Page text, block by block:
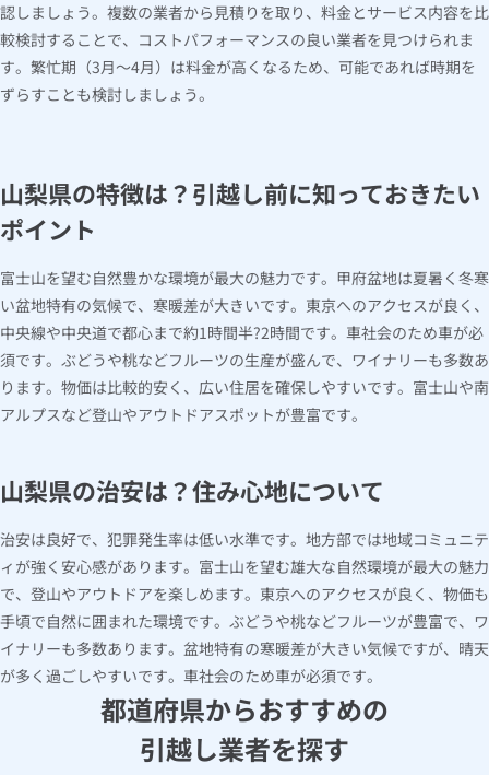
認しましょう。複数の業者から見積りを取り、料金とサービス内容を比
較検討することで、コストパフォーマンスの良い業者を見つけられま
す。繁忙期（3月～4月）は料金が高くなるため、可能であれば時期を
ずらすことも検討しましょう。
山梨県の特徴は？引越し前に知っておきたい
ポイント
富士山を望む自然豊かな環境が最大の魅力です。甲府盆地は夏暑く冬寒
い盆地特有の気候で、寒暖差が大きいです。東京へのアクセスが良く、
中央線や中央道で都心まで約1時間半?2時間です。車社会のため車が必
須です。ぶどうや桃などフルーツの生産が盛んで、ワイナリーも多数あ
ります。物価は比較的安く、広い住居を確保しやすいです。富士山や南
アルプスなど登山やアウトドアスポットが豊富です。
山梨県の治安は？住み心地について
治安は良好で、犯罪発生率は低い水準です。地方部では地域コミュニテ
ィが強く安心感があります。富士山を望む雄大な自然環境が最大の魅力
で、登山やアウトドアを楽しめます。東京へのアクセスが良く、物価も
手頃で自然に囲まれた環境です。ぶどうや桃などフルーツが豊富で、ワ
イナリーも多数あります。盆地特有の寒暖差が大きい気候ですが、晴天
が多く過ごしやすいです。車社会のため車が必須です。
都道府県からおすすめの
引越し業者を探す